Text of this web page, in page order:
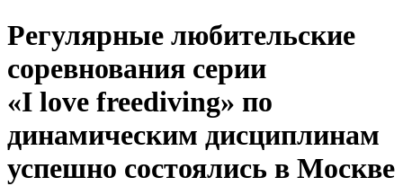
Регулярные любительские
соревнования серии
«I love freediving» по
динамическим дисциплинам
успешно состоялись в Москве